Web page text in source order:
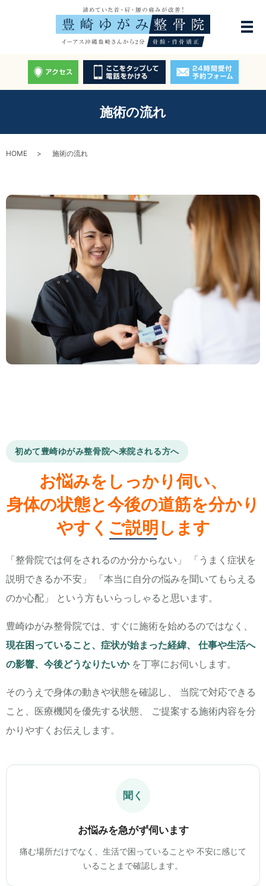
施術の流れ
HOME 施術の流れ
初めて豊崎ゆがみ整骨院へ来院される方へ
お悩みをしっかり伺い、
身体の状態と今後の道筋を分かり
やすくご説明します
「整骨院では何をされるのか分からない」 「うまく症状を
説明できるか不安」 「本当に自分の悩みを聞いてもらえる
のか心配」 という方もいらっしゃると思います。
豊崎ゆがみ整骨院では、すぐに施術を始めるのではなく、
現在困っていること、症状が始まった経緯、 仕事や生活へ
の影響、今後どうなりたいか を丁寧にお伺いします。
そのうえで身体の動きや状態を確認し、 当院で対応できる
こと、医療機関を優先する状態、 ご提案する施術内容を分
かりやすくお伝えします。
聞く
お悩みを急がず伺います
痛む場所だけでなく、生活で困っていることや 不安に感じて
いることまで確認します。